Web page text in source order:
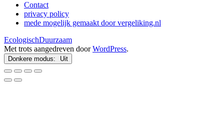
Contact
privacy policy
mede mogelijk gemaakt door vergeliking.nl
EcologischDuurzaam
Met trots aangedreven doorWordPress.
Donkere modus: